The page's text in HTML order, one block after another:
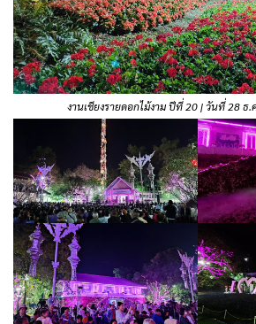
งานเชียงรายดอกไม้งาม ปีที่ 20 | วันที่ 28 ธ